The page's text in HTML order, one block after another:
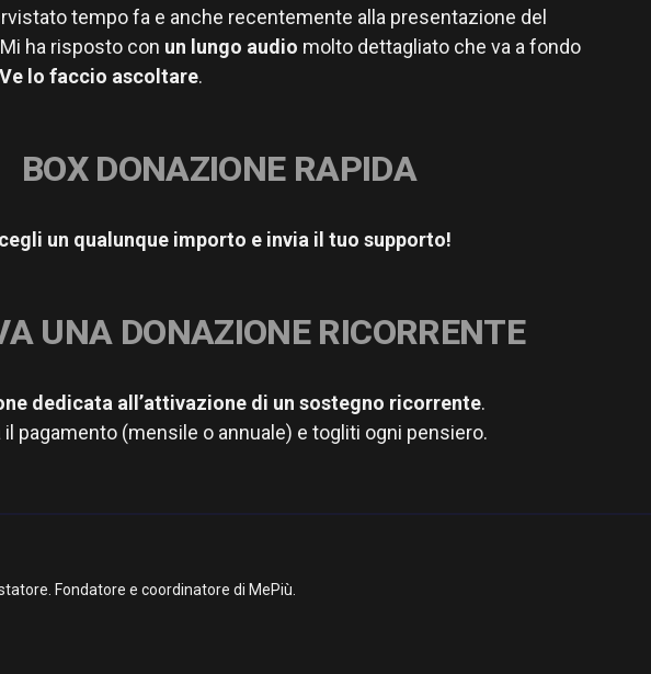
tempo fa e anche recentemente alla presentazione del
ha risposto con un lungo audio molto dettagliato che va a fondo
Ve lo faccio ascoltare.
BOX DONAZIONE RAPIDA
un qualunque importo e invia il tuo supporto!
UNA DONAZIONE RICORRENTE
dedicata all’attivazione di un sostegno ricorrente.
il pagamento (mensile o annuale) e togliti ogni pensiero.
Fondatore e coordinatore di MePiù.